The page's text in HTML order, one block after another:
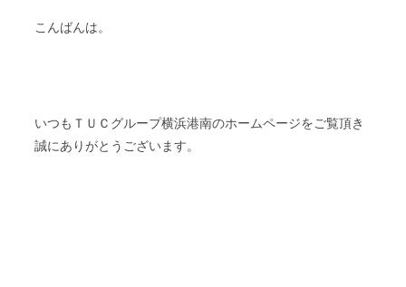
こんばんは。
いつもＴＵＣグループ横浜港南のホームページをご覧頂き
誠にありがとうございます。